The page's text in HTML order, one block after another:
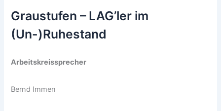
Graustufen – LAG’ler im
(Un-)Ruhestand
Arbeitskreissprecher
Bernd Immen